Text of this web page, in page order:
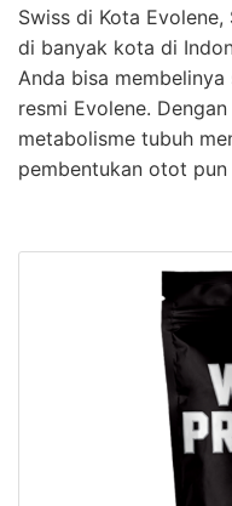
Swiss di Kota
di banyak kota di
Anda bisa membelinya
resmi Evolene.
metabolisme tubuh
pembentukan otot